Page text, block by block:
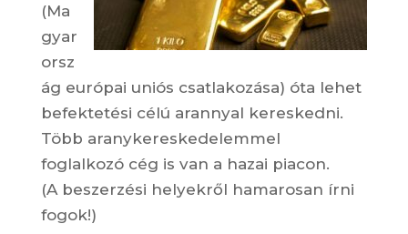
(Ma
gyar
orsz
ág európai uniós csatlakozása) óta lehet
befektetési célú arannyal kereskedni.
Több aranykereskedelemmel
foglalkozó cég is van a hazai piacon.
(A beszerzési helyekről hamarosan írni
fogok!)